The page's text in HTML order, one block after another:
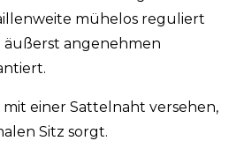
mühelos reguliert
äußerst angenehmen
mit einer Sattelnaht versehen,
Sitz sorgt.